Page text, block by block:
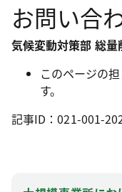
お問い合
気候変動対策部 総量
このページの
す。
記事ID：021-001-